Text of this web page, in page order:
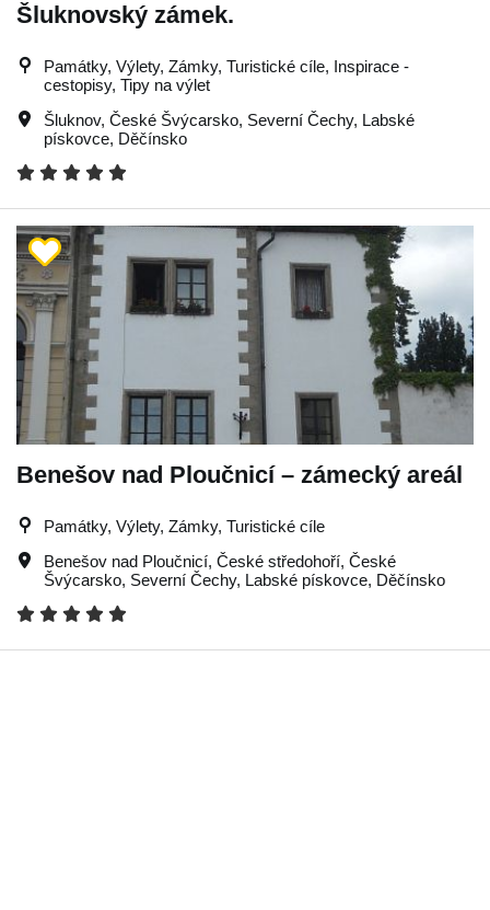
Šluknovský zámek.
Památky, Výlety, Zámky, Turistické cíle, Inspirace -
cestopisy, Tipy na výlet
Šluknov, České Švýcarsko, Severní Čechy, Labské
pískovce, Děčínsko
Benešov nad Ploučnicí – zámecký areál
Památky, Výlety, Zámky, Turistické cíle
Benešov nad Ploučnicí, České středohoří, České
Švýcarsko, Severní Čechy, Labské pískovce, Děčínsko